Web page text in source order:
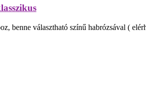
benne választható színű habrózsával (